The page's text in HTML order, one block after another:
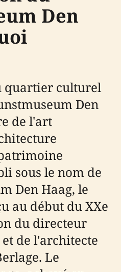
Den
quartier culturel
Den
de l'art
sous le nom de
Den Haag, le
au début du XXe
du directeur
de l'architecte
Le